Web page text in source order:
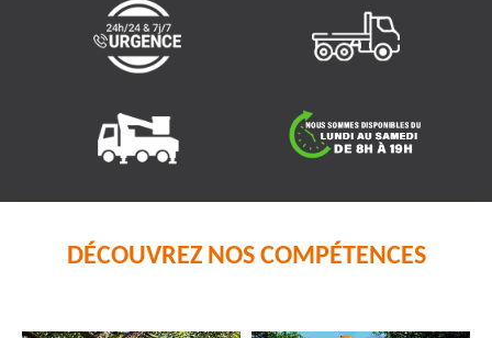
DÉCOUVREZ NOS COMPÉTENCES